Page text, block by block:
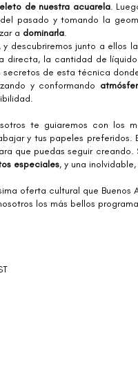
de nuestra acuarela.
pasado y tomando la
a dominarla.
descubriremos junto a ellos la
directa, la cantidad de
de esta técnica
y conformando
te guiaremos con los
y tus papeles preferidos.
que puedas seguir
especiales, y una
oferta cultural que
los más bellos